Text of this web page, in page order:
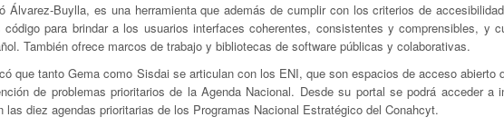
Álvarez-Buylla, es una herramienta que además de cumplir con los criterios de
para brindar a los usuarios interfaces coherentes, consistentes y comprensibles, y
También ofrece marcos de trabajo y bibliotecas de software públicas y colaborativas.
que tanto Gema como Sisdai se articulan con los ENI, que son espacios de acceso abierto
de problemas prioritarios de la Agenda Nacional. Desde su portal se podrá acceder a
las diez agendas prioritarias de los Programas Nacional Estratégico del Conahcyt.